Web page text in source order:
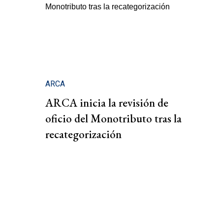
ARCA
ARCA inicia la revisión de
oficio del Monotributo tras la
recategorización